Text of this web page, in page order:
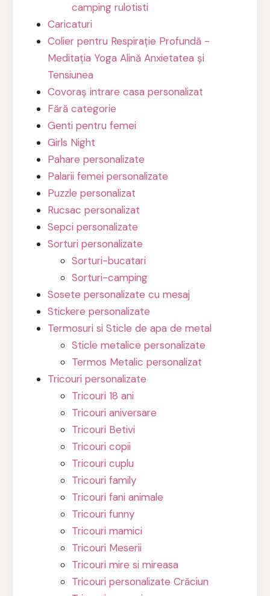
camping rulotisti
Caricaturi
Colier pentru Respirație Profundă -
Meditația Yoga Alină Anxietatea și
Tensiunea
Covoraș intrare casa personalizat
Fără categorie
Genti pentru femei
Girls Night
Pahare personalizate
Palarii femei personalizate
Puzzle personalizat
Rucsac personalizat
Sepci personalizate
Sorturi personalizate
Sorturi-bucatari
Sorturi-camping
Sosete personalizate cu mesaj
Stickere personalizate
Termosuri si Sticle de apa de metal
Sticle metalice personalizate
Termos Metalic personalizat
Tricouri personalizate
Tricouri 18 ani
Tricouri aniversare
Tricouri Betivi
Tricouri copii
Tricouri cuplu
Tricouri family
Tricouri fani animale
Tricouri funny
Tricouri mamici
Tricouri Meserii
Tricouri mire si mireasa
Tricouri personalizate Crăciun